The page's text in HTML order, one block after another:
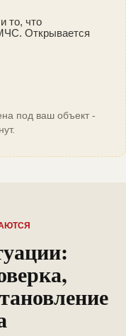
то, что
Открывается
под ваш объект -